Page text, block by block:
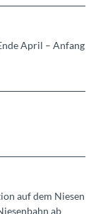
April – Anfang
auf dem Niesen
ab